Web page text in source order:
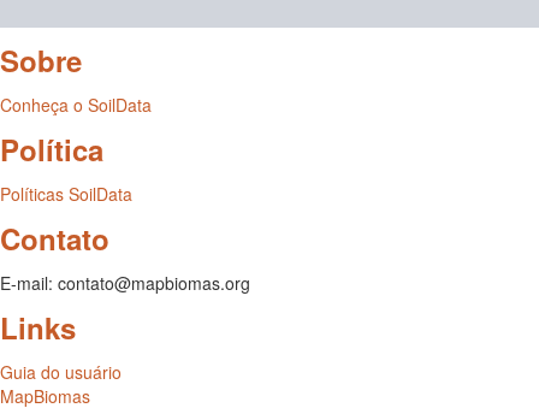
Sobre
Conheça o SoilData
Política
Políticas SoilData
Contato
E-mail: contato@mapbiomas.org
Links
Guia do usuário
MapBiomas